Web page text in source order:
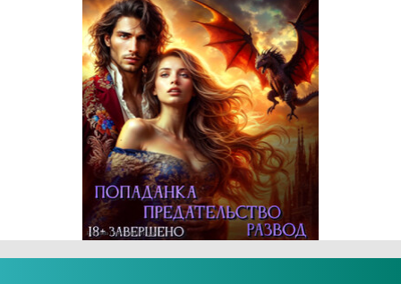
Реклама 18+ АО «ЛитГород»